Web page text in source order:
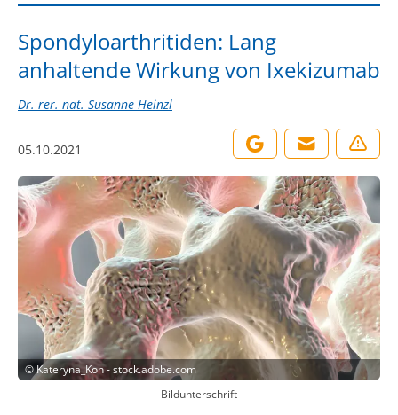
Spondyloarthritiden: Lang
anhaltende Wirkung von Ixekizumab
Dr. rer. nat. Susanne Heinzl
05.10.2021
©Kateryna_Kon - stock.adobe.com
Bildunterschrift